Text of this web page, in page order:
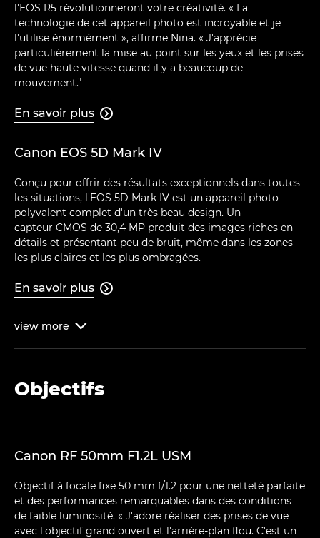
l'EOS R5 révolutionneront votre créativité. « La
technologie de cet appareil photo est incroyable et je
l'utilise énormément », affirme Nina. « J'apprécie
particulièrement la mise au point sur les yeux et les prises
de vue haute vitesse quand il y a beaucoup de
mouvement."
En savoir plus 
Canon EOS 5D Mark IV
Conçu pour offrir des résultats exceptionnels dans toutes
les situations, l'EOS 5D Mark IV est un appareil photo
polyvalent complet d'un très beau design. Un
capteur CMOS de 30,4 MP produit des images riches en
détails et présentant peu de bruit, même dans les zones
les plus claires et les plus ombragées.
En savoir plus 
view more 
Objectifs
Canon RF 50mm F1.2L USM
Objectif à focale fixe 50 mm f/1.2 pour une netteté parfaite
et des performances remarquables dans des conditions
de faible luminosité. « J'adore réaliser des prises de vue
avec l'objectif grand ouvert et l'arrière-plan flou. C'est un